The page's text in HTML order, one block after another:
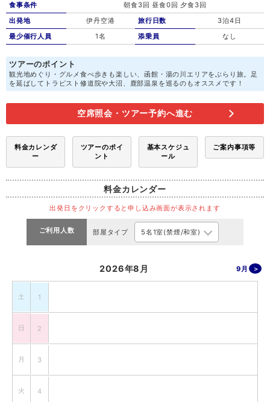
食事条件
朝食3回 昼食0回 夕食3回
出発地
伊丹空港
最少催行人員
1名
旅行日数
3泊4日
添乗員
なし
ツアーのポイント
観光地めぐり・グルメ食べ歩きも楽しい、函館・湯の川エリアをぶらり旅。足
を延ばしてトラピスト修道院や大沼、鹿部温泉を巡るのもオススメです！
空席照会・ツアー予約へ進む
料金カレンダ
ー
ツアーのポイ
ント
基本スケジュ
ール
ご案内事項等
料金カレンダー
出発日をクリックすると申し込み画面が表示されます
ご利用人数 部屋タイプ
2026年8月 9月
土 1
日 2
月 3
火 4